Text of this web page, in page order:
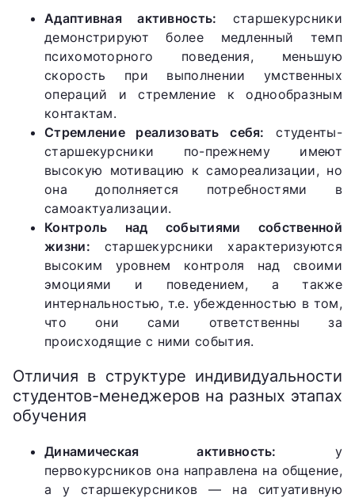
Адаптивная активность: старшекурсники
демонстрируют более медленный темп
психомоторного поведения, меньшую
скорость при выполнении умственных
операций и стремление к однообразным
контактам.
Стремление реализовать себя: студенты-
старшекурсники по-прежнему имеют
высокую мотивацию к самореализации, но
она дополняется потребностями в
самоактуализации.
Контроль над событиями собственной
жизни: старшекурсники характеризуются
высоким уровнем контроля над своими
эмоциями и поведением, а также
интернальностью, т.е. убежденностью в том,
что они сами ответственны за
происходящие с ними события.
Отличия в структуре индивидуальности
студентов-менеджеров на разных этапах
обучения
Динамическая активность: у
первокурсников она направлена на общение,
а у старшекурсников — на ситуативную